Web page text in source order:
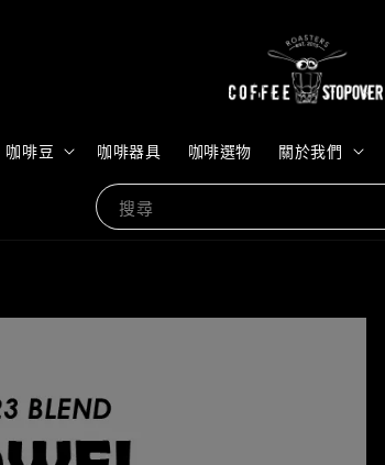
搜尋
咖啡豆 咖啡器具 咖啡選物 關於我們